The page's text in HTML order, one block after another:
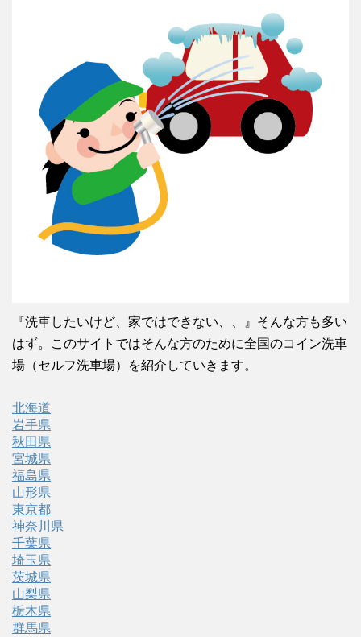
『洗車したいけど、家ではできない、、』そんな方も多い
はず。このサイトではそんな方のために全国のコイン洗車
場（セルフ洗車場）を紹介していきます。
北海道
岩手県
秋田県
宮城県
福島県
山形県
東京都
神奈川県
千葉県
埼玉県
茨城県
山梨県
栃木県
群馬県